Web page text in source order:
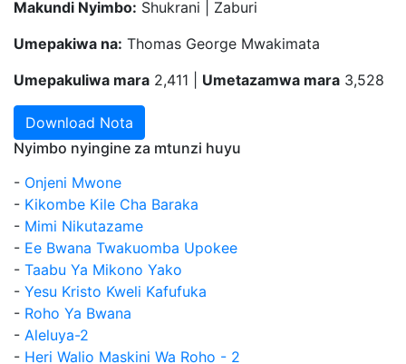
Makundi Nyimbo: Shukrani | Zaburi
Umepakiwa na: Thomas George Mwakimata
Umepakuliwa mara 2,411 | Umetazamwa mara 3,528
Download Nota
Nyimbo nyingine za mtunzi huyu
- Onjeni Mwone
- Kikombe Kile Cha Baraka
- Mimi Nikutazame
- Ee Bwana Twakuomba Upokee
- Taabu Ya Mikono Yako
- Yesu Kristo Kweli Kafufuka
- Roho Ya Bwana
- Aleluya-2
- Heri Walio Maskini Wa Roho - 2